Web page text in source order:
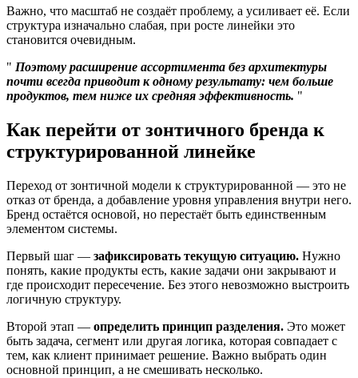
Важно, что масштаб не создаёт проблему, а усиливает её. Если
структура изначально слабая, при росте линейки это
становится очевидным.
Поэтому расширение ассортимента без архитектуры
почти всегда приводит к одному результату: чем больше
продуктов, тем ниже их средняя эффективность.
Как перейти от зонтичного бренда к
структурированной линейке
Переход от зонтичной модели к структурированной — это не
отказ от бренда, а добавление уровня управления внутри него.
Бренд остаётся основой, но перестаёт быть единственным
элементом системы.
Первый шаг — зафиксировать текущую ситуацию. Нужно
понять, какие продукты есть, какие задачи они закрывают и
где происходит пересечение. Без этого невозможно выстроить
логичную структуру.
Второй этап — определить принцип разделения. Это может
быть задача, сегмент или другая логика, которая совпадает с
тем, как клиент принимает решение. Важно выбрать один
основной принцип, а не смешивать несколько.